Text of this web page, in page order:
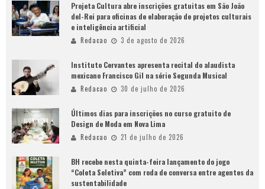
Projeta Cultura abre inscrições gratuitas em São João
del-Rei para oficinas de elaboração de projetos culturais
e inteligência artificial
Redacao 3 de agosto de 2026
Instituto Cervantes apresenta recital do alaudista
mexicano Francisco Gil na série Segunda Musical
Redacao 30 de julho de 2026
Últimos dias para inscrições no curso gratuito de
Design de Moda em Nova Lima
Redacao 21 de julho de 2026
BH recebe nesta quinta-feira lançamento do jogo
“Coleta Seletiva” com roda de conversa entre agentes da
sustentabilidade